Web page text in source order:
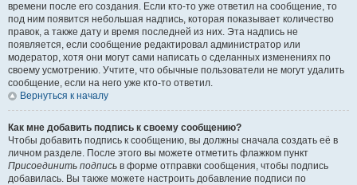
времени после его создания. Если кто-то уже ответил на сообщение, то
под ним появится небольшая надпись, которая показывает количество
правок, а также дату и время последней из них. Эта надпись не
появляется, если сообщение редактировал администратор или
модератор, хотя они могут сами написать о сделанных изменениях по
своему усмотрению. Учтите, что обычные пользователи не могут удалить
сообщение, если на него уже кто-то ответил.
Вернуться к началу
Как мне добавить подпись к своему сообщению?
Чтобы добавить подпись к сообщению, вы должны сначала создать её в
личном разделе. После этого вы можете отметить флажком пункт
Присоединить подпись в форме отправки сообщения, чтобы подпись
добавилась. Вы также можете настроить добавление подписи по